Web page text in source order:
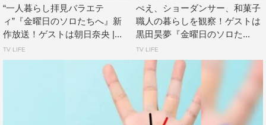
“一人暮らし拝見バラエテ
ィ”『金曜日のソロたちへ』新
作放送！ゲストは朝日奈央 |...
TV LIFE
ぺえ、ショーダンサー、和菓子
職人の暮らしを観察！ゲストは
黒田昊夢『金曜日のソロた...
TV LIFE